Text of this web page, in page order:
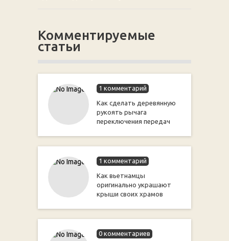
Комментируемые
статьи
1 комментарий
Как сделать деревянную
рукоять рычага
переключения передач
1 комментарий
Как вьетнамцы
оригинально украшают
крыши своих храмов
0 комментариев